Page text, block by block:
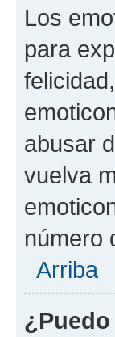
Los
para
abusar
vuelva
número
Arriba